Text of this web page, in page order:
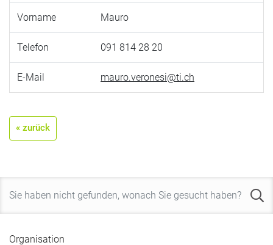
Vorname Mauro
Telefon 091 814 28 20
E-Mail mauro.veronesi@ti.ch
« zurück
Organisation